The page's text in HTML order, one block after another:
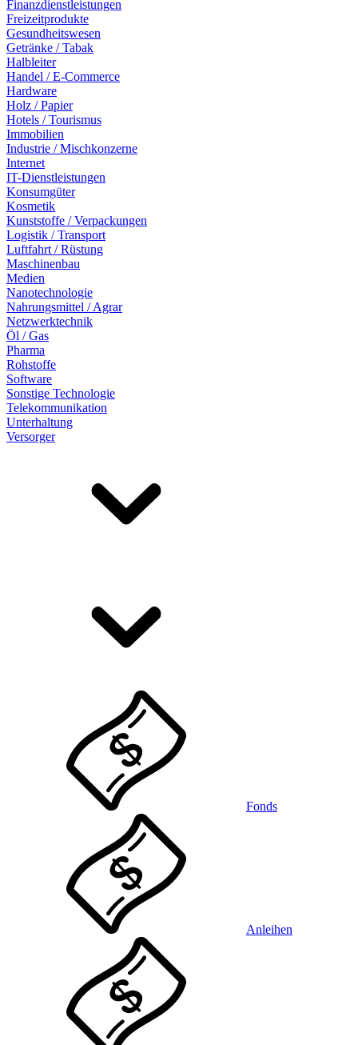
Finanzdienstleistungen
Freizeitprodukte
Gesundheitswesen
Getränke / Tabak
Halbleiter
Handel / E-Commerce
Hardware
Holz / Papier
Hotels / Tourismus
Immobilien
Industrie / Mischkonzerne
Internet
IT-Dienstleistungen
Konsumgüter
Kosmetik
Kunststoffe / Verpackungen
Logistik / Transport
Luftfahrt / Rüstung
Maschinenbau
Medien
Nanotechnologie
Nahrungsmittel / Agrar
Netzwerktechnik
Öl / Gas
Pharma
Rohstoffe
Software
Sonstige Technologie
Telekommunikation
Unterhaltung
Versorger
Fonds
Anleihen